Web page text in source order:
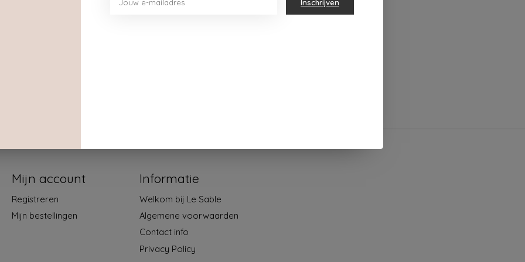
Mijn account
Registreren
Mijn bestellingen
Informatie
Welkom bij Le Sable
Algemene voorwaarden
Contact info
Privacy Policy
Inschrijven